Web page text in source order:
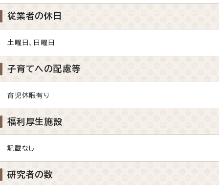
従業者の休日
土曜日、日曜日
子育てへの配慮等
育児休暇有り
福利厚生施設
記載なし
研究者の数